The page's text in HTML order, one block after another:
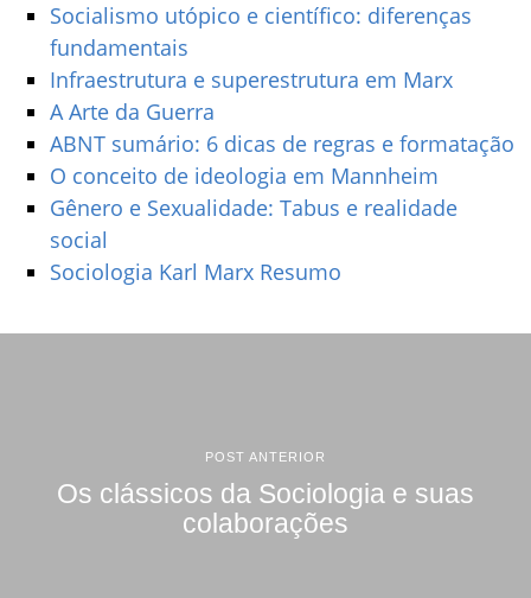
Socialismo utópico e científico: diferenças
fundamentais
Infraestrutura e superestrutura em Marx
A Arte da Guerra
ABNT sumário: 6 dicas de regras e formatação
O conceito de ideologia em Mannheim
Gênero e Sexualidade: Tabus e realidade
social
Sociologia Karl Marx Resumo
POST ANTERIOR
Os clássicos da Sociologia e suas
colaborações